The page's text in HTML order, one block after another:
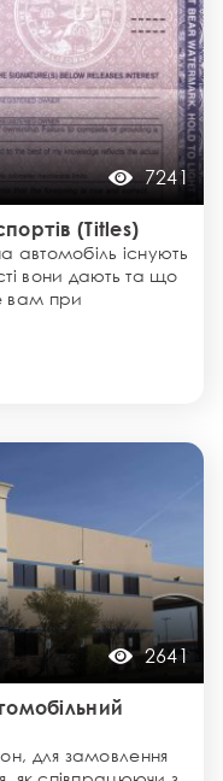
7241
(Titles)
автомобіль існують
вони дають та що
вам при
2641
для замовлення